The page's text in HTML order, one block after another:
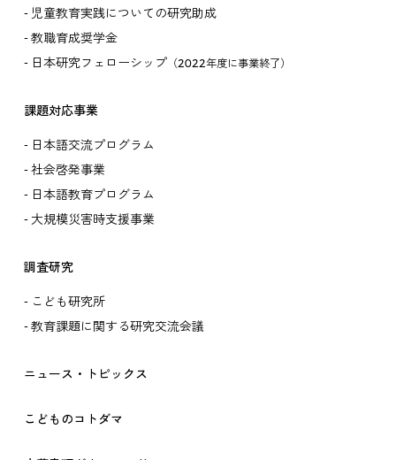
児童教育実践についての研究助成
教職育成奨学金
日本研究フェローシップ（2022年度に事業終了）
課題対応事業
日本語交流プログラム
社会啓発事業
日本語教育プログラム
大規模災害時支援事業
調査研究
こども研究所
教育課題に関する研究交流会議
ニュース・トピックス
こどものコトダマ